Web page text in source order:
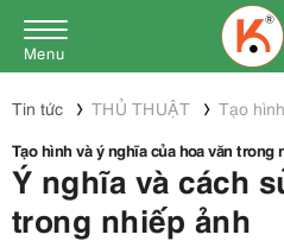
Menu
Tin tức THỦ THUẬT
Tạo
Tạo hình và ý nghĩa của hoa văn trong
Ý nghĩa và cách
trong nhiếp ảnh